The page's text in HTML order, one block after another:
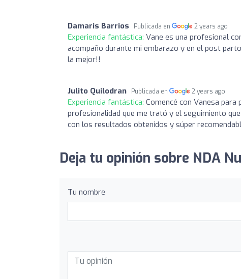
Damaris Barrios Publicada en 2 years ago
Experiencia fantástica: Vane es una profesional
acompaño durante mi embarazo y en el post
la mejor!!
Julito Quilodran Publicada en 2 years ago
Experiencia fantástica: Comencé con Vanesa
profesionalidad que me trató y el seguimiento
con los resultados obtenidos y súper
Deja tu opinión sobre NDA
Tu nombre